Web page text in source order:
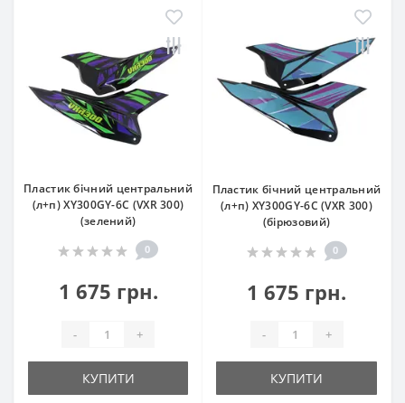
Пластик бічний центральний
(л+п) XY300GY-6C (VXR 300)
(зелений)
0
1 675 грн.
- +
КУПИТИ
Пластик бічний центральний
(л+п) XY300GY-6C (VXR 300)
(бірюзовий)
0
1 675 грн.
- +
КУПИТИ